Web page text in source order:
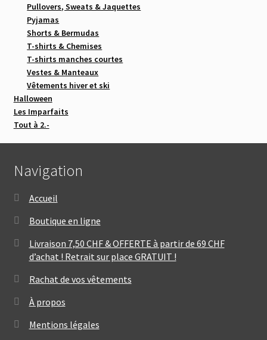
Pullovers, Sweats & Jaquettes
Pyjamas
Shorts & Bermudas
T-shirts & Chemises
T-shirts manches courtes
Vestes & Manteaux
Vêtements hiver et ski
Halloween
Les Imparfaits
Tout à 2.-
Navigation
Accueil
Boutique en ligne
Livraison 7,50 CHF & OFFERTE à partir de 69 CHF
d’achat ! Retrait sur place GRATUIT !
Rachat de vos vêtements
À propos
Mentions légales